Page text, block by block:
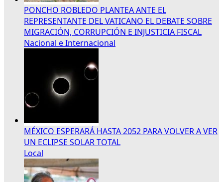
PONCHO ROBLEDO PLANTEA ANTE EL
REPRESENTANTE DEL VATICANO EL DEBATE SOBRE
MIGRACIÓN, CORRUPCIÓN E INJUSTICIA FISCAL
Nacional e Internacional
MÉXICO ESPERARÁ HASTA 2052 PARA VOLVER A VER
UN ECLIPSE SOLAR TOTAL
Local